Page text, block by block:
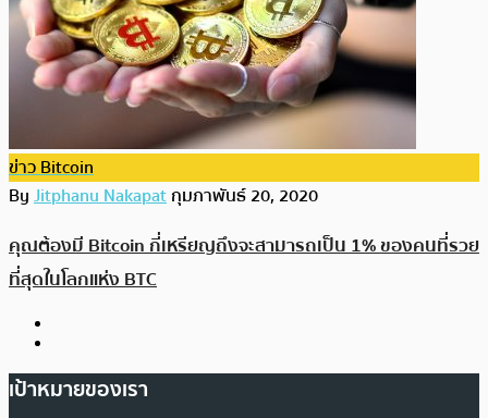
ข่าว Bitcoin
ByJitphanu Nakapatกุมภาพันธ์ 20, 2020
คุณต้องมี Bitcoin กี่เหรียญถึงจะสามารถเป็น 1% ของคนที่รวย
ที่สุดในโลกแห่ง BTC
เป้าหมายของเรา